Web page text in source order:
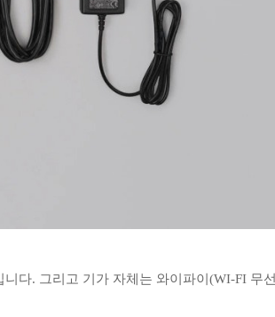
다. 그리고 기가 자체는 와이파이(WI-FI 무선